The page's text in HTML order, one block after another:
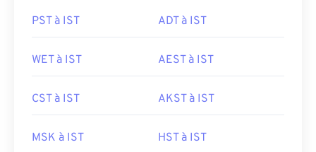
PST à IST ADT à IST
WET à IST AEST à IST
CST à IST AKST à IST
MSK à IST HST à IST